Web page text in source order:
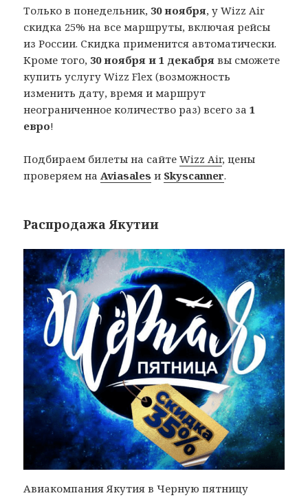
Только в понедельник, 30 ноября, у Wizz Air
скидка 25% на все маршруты, включая рейсы
из России. Скидка применится автоматически.
Кроме того, 30 ноября и 1 декабря вы сможете
купить услугу Wizz Flex (возможность
изменить дату, время и маршрут
неограниченное количество раз) всего за1
евро!
Подбираем билеты на сайтеWizz Air, цены
проверяем на Aviasales и Skyscanner.
Распродажа Якутии
Авиакомпания Якутия в Черную пятницу